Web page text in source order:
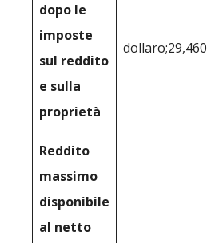
dopo le
imposte
sul reddito
e sulla
proprietà
dollaro;29,460
Reddito
massimo
disponibile
al netto